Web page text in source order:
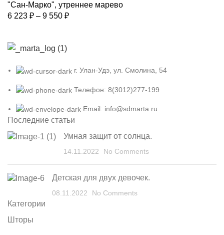
"Сан-Марко", утреннее марево
6 223 ₽ – 9 550 ₽
г. Улан-Удэ, ул. Смолина, 54
Телефон: 8(3012)277-199
Email: info@sdmarta.ru
Последние статьи
Умная защит от солнца.
14.11.2022 No Comments
Детская для двух девочек.
08.11.2022 No Comments
Категории
Шторы